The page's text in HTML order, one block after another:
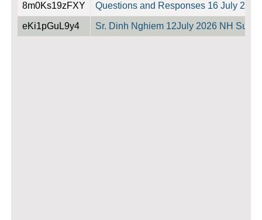
8m0Ks19zFXY Questions and Responses 16 July
eKi1pGuL9y4 Sr. Dinh Nghiem 12July 2026 NH